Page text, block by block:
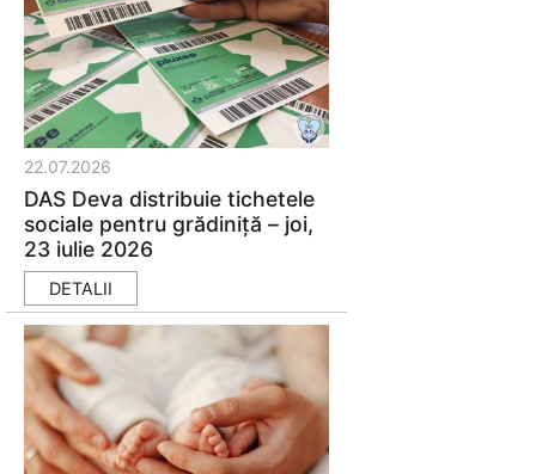
22.07.2026
DAS Deva distribuie tichetele
sociale pentru grădiniță – joi,
23 iulie 2026
DETALII